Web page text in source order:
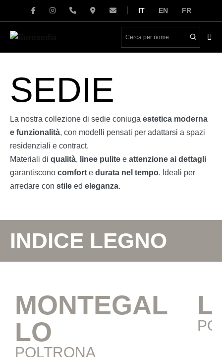
al
contenuto
IT EN FR
SEDIE
La nostra collezione di sedie coniuga estetica moderna
e funzionalità, con modelli pensati per adattarsi a spazi
residenziali e contract.
Materiali di qualità, linee pulite e attenzione ai dettagli
garantiscono comfort e durata nel tempo. Ideali per
arredare con stile ed eleganza.
INDICE LEGNO
MONTEGAL
LO
POLTRONA